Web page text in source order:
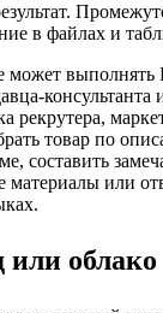
в файлах и
может
консультанта
рекрутера,
товар по
составить
или
или облако